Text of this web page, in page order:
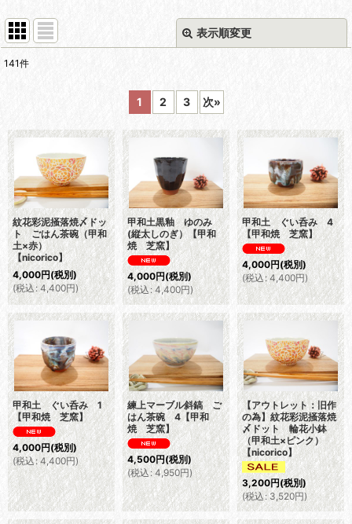
表示順変更
絞り込む
141件
1 2 3 次»
紋花彩泥掻落焼〆ドッ
ト ごはん茶碗（甲和
土×赤）
【nicorico】
4,000円(税別)
(税込 : 4,400円)
甲和土黒釉 ゆのみ
(縦太しのぎ）【甲和
焼 芝窯】
4,000円(税別)
(税込: 4,400円)
甲和土 ぐい呑み 4
【甲和焼 芝窯】
4,000円(税別)
(税込: 4,400円)
甲和土 ぐい呑み 1
【甲和焼 芝窯】
4,000円(税別)
(税込: 4,400円)
練上マーブル斜鎬 ご
はん茶碗 4【甲和
焼 芝窯】
4,500円(税別)
(税込: 4,950円)
【アウトレット：旧作
の為】紋花彩泥掻落焼
〆ドット 輪花小鉢
（甲和土×ピンク）
【nicorico】
3,200円(税別)
(税込: 3,520円)